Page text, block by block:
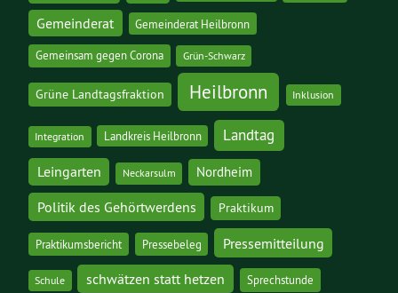
Gemeinderat Gemeinderat Heilbronn
Gemeinsam gegen Corona Grün-Schwarz
Grüne Landtagsfraktion Heilbronn Inklusion
Integration Landkreis Heilbronn Landtag
Leingarten Neckarsulm Nordheim
Politik des Gehörtwerdens Praktikum
Praktikumsbericht Pressebeleg Pressemitteilung
Schule schwätzen statt hetzen Sprechstunde